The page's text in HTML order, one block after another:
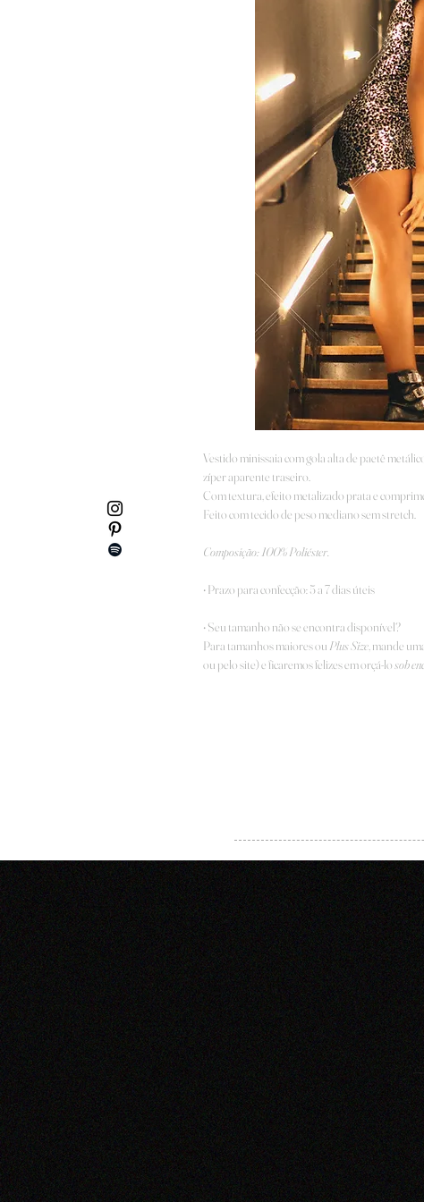
Vestido minissaia com gola alta de paetê
zíper aparente traseiro.
Com textura, efeito metalizado prata e
Feito com tecido de peso mediano sem stretch.
Composição: 100% Poliéster.
• Prazo para confecção: 5 a 7 dias úteis
• Seu tamanho não se encontra disponível?
Para tamanhos maiores ou Plus Size, mande
ou pelo site) e ficaremos felizes em orçá-losob